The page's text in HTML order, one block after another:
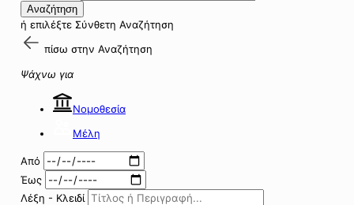
Αναζήτηση
ή επιλέξτε Σύνθετη Αναζήτηση
πίσω στην Αναζήτηση
Ψάχνω για
Νομοθεσία
Μέλη
Από
Έως
Λέξη - Κλειδί